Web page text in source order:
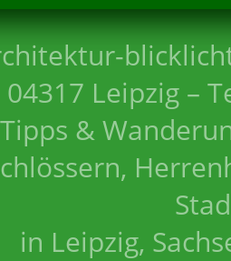
04317 Leipzig –
&
in Leipzig,